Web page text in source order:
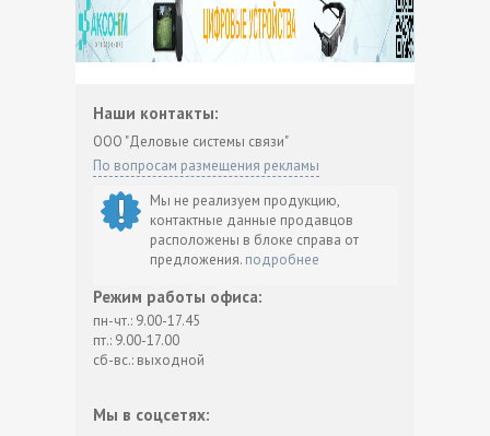
Наши контакты:
ООО "Деловые системы связи"
По вопросам размещения рекламы
Мы не реализуем продукцию,
контактные данные продавцов
расположены в блоке справа от
предложения. подробнее
Режим работы офиса:
пн-чт.: 9.00-17.45
пт.: 9.00-17.00
сб-вс.: выходной
Мы в соцсетях: